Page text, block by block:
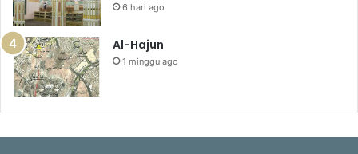
6 hari ago
Al-Hajun
1 minggu ago